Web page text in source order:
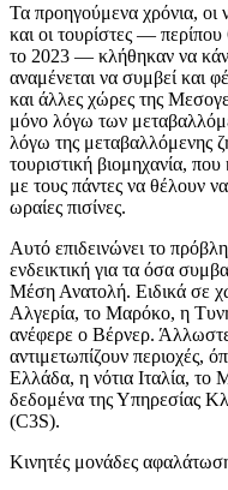
Τα προηγούμενα χρόνια, οι
και οι τουρίστες —
το 2023 — κλήθηκαν να
αναμένεται να συμβεί και
και άλλες χώρες της
μόνο λόγω των
λόγω της μεταβαλλόμενης
τουριστική βιομηχανία,
με τους πάντες να θέλουν
ωραίες πισίνες.
Αυτό επιδεινώνει το
ενδεικτική για τα όσα
Μέση Ανατολή. Ειδικά σε
Αλγερία, το Μαρόκο, η
ανέφερε ο Βέρνερ.
αντιμετωπίζουν περιοχές,
Ελλάδα, η νότια Ιταλία,
δεδομένα της Υπηρεσίας
(C3S).
Κινητές μονάδες